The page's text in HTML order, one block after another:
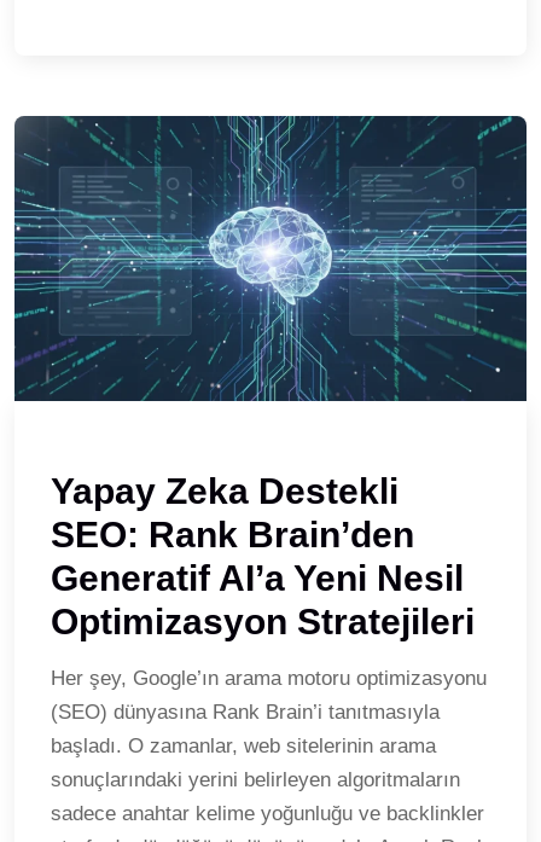
Yapay Zeka Destekli
SEO: Rank Brain’den
Generatif AI’a Yeni Nesil
Optimizasyon Stratejileri
Her şey, Google’ın arama motoru optimizasyonu
(SEO) dünyasına Rank Brain’i tanıtmasıyla
başladı. O zamanlar, web sitelerinin arama
sonuçlarındaki yerini belirleyen algoritmaların
sadece anahtar kelime yoğunluğu ve backlinkler